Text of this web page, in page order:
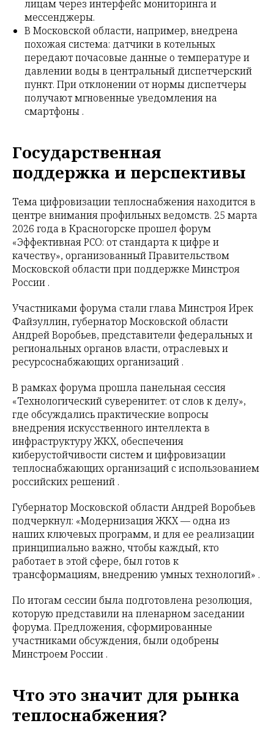
лицам через интерфейс мониторинга и
мессенджеры.
В Московской области, например, внедрена
похожая система: датчики в котельных
передают почасовые данные о температуре и
давлении воды в центральный диспетчерский
пункт. При отклонении от нормы диспетчеры
получают мгновенные уведомления на
смартфоны .
Государственная
поддержка и перспективы
Тема цифровизации теплоснабжения находится в
центре внимания профильных ведомств. 25 марта
2026 года в Красногорске прошел форум
«Эффективная РСО: от стандарта к цифре и
качеству», организованный Правительством
Московской области при поддержке Минстроя
России .
Участниками форума стали глава Минстроя Ирек
Файзуллин, губернатор Московской области
Андрей Воробьев, представители федеральных и
региональных органов власти, отраслевых и
ресурсоснабжающих организаций .
В рамках форума прошла панельная сессия
«Технологический суверенитет: от слов к делу»,
где обсуждались практические вопросы
внедрения искусственного интеллекта в
инфраструктуру ЖКХ, обеспечения
киберустойчивости систем и цифровизации
теплоснабжающих организаций с использованием
российских решений .
Губернатор Московской области Андрей Воробьев
подчеркнул: «Модернизация ЖКХ — одна из
наших ключевых программ, и для ее реализации
принципиально важно, чтобы каждый, кто
работает в этой сфере, был готов к
трансформациям, внедрению умных технологий» .
По итогам сессии была подготовлена резолюция,
которую представили на пленарном заседании
форума. Предложения, сформированные
участниками обсуждения, были одобрены
Минстроем России .
Что это значит для рынка
теплоснабжения?